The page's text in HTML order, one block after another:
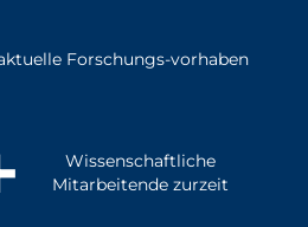
Forschungs-vorhaben
Wissenschaftliche
Mitarbeitende zurzeit